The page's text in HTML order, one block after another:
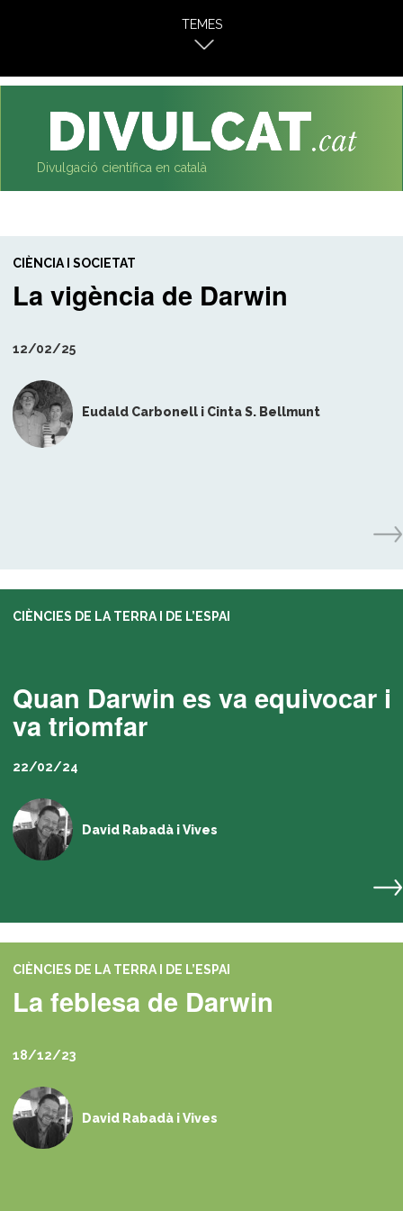
TEMES
Divulgació científica en català
CIÈNCIA I SOCIETAT
La vigència de Darwin
12/02/25
Eudald Carbonell i Cinta S. Bellmunt
CIÈNCIES DE LA TERRA I DE L’ESPAI
Quan Darwin es va equivocar i
va triomfar
22/02/24
David Rabadà i Vives
CIÈNCIES DE LA TERRA I DE L’ESPAI
La feblesa de Darwin
18/12/23
David Rabadà i Vives